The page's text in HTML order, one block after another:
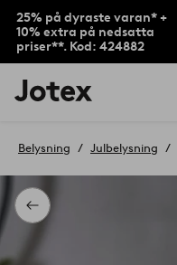
25% på dyraste varan* +
10% extra på nedsatta
priser**. Kod: 424882
Jotex
logotyp
till
Tillbaka
Belysning Julbelysning